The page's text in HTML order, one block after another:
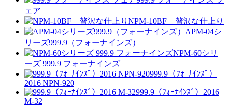
ェア
NPM-10BF 贅沢な仕上り
APM-04シ
リーズ999.9（フォーナインズ）
NPM-60シリ
ーズ 999.9 フォーナインズ
999.9（ﾌｫｰﾅｲﾝｽﾞ）
2016 NPN-920
999.9（ﾌｫｰﾅｲﾝｽﾞ）2016
M-32